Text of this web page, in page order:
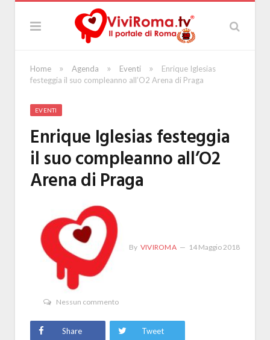
Home » Agenda » Eventi »
Enrique Iglesias
festeggia il suo compleanno all’O2 Arena di Praga
EVENTI
Enrique Iglesias festeggia
il suo compleanno all’O2
Arena di Praga
By VIVIROMA 14 Maggio 2018
Nessun commento
Share Tweet